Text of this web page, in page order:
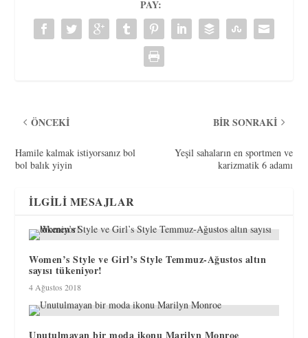
PAY:
ÖNCEKI
Hamile kalmak istiyorsanız bol
bol balık yiyin
BIR SONRAKI
Yeşil sahaların en sportmen ve
karizmatik 6 adamı
İLGILI MESAJLAR
Women’s Style ve Girl’s Style Temmuz-Ağustos altın
sayısı tükeniyor!
4 Ağustos 2018
Unutulmayan bir moda ikonu Marilyn Monroe